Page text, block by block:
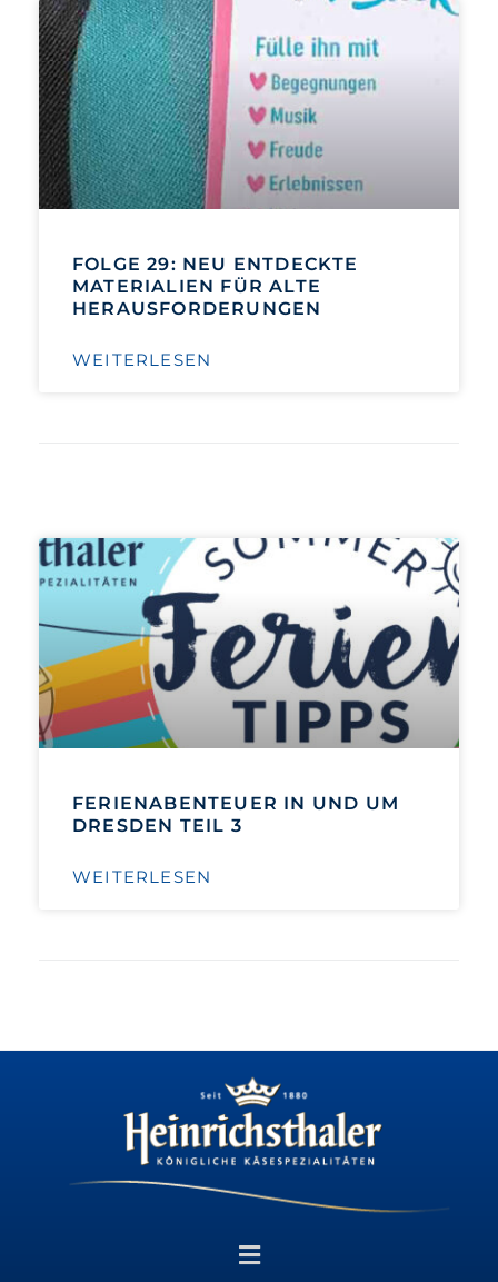
FOLGE 29: NEU ENTDECKTE
MATERIALIEN FÜR ALTE
HERAUSFORDERUNGEN
WEITERLESEN
FERIENABENTEUER IN UND UM
DRESDEN TEIL 3
WEITERLESEN